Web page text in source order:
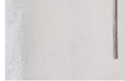
AJOUTER AU